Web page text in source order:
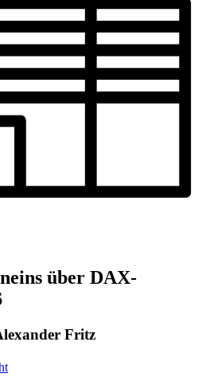
über DAX-
Fritz